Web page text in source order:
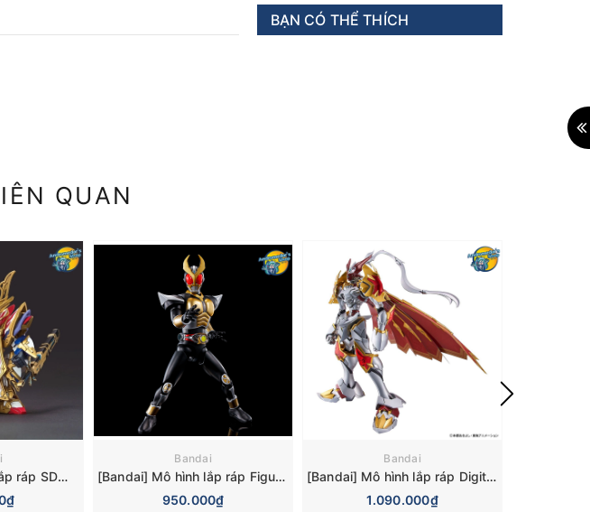
BẠN CÓ THỂ THÍCH
QUAN
[Bandai] Mô hình lắp ráp SDW Heroes 08 Cao Cao Wing Gundam Isei Style (SD)
Bandai
[Bandai] Mô hình lắp ráp Figure-rise Standard Masked Rider Agito Ground Form (Plastic model)
950.000₫
Bandai
[Bandai] Mô hình lắp ráp Digital Monster Figure-Rise Standard Amplified Dukemon / Gallantmon
1.090.000₫